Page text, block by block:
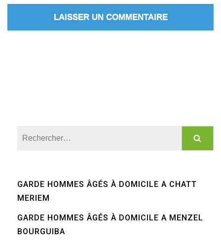
GARDE HOMMES ÂGÉS À DOMICILE A CHATT
MERIEM
GARDE HOMMES ÂGÉS À DOMICILE A MENZEL
BOURGUIBA